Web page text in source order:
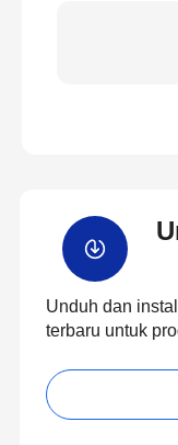
Unduh dan
terbaru untuk